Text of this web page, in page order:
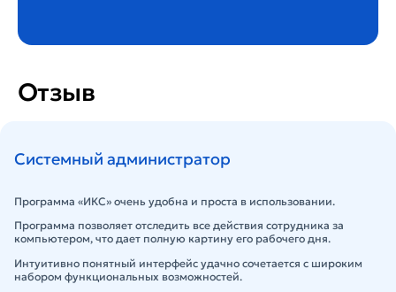
Отзыв
Системный администратор
Программа «ИКС» очень удобна и проста в использовании.
Программа позволяет отследить все действия сотрудника за
компьютером, что дает полную картину его рабочего дня.
Интуитивно понятный интерфейс удачно сочетается с широким
набором функциональных возможностей.